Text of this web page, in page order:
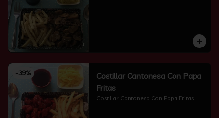
-39%
Costillar Cantonesa Con Papa
Fritas
Costillar Cantonesa Con Papa Fritas